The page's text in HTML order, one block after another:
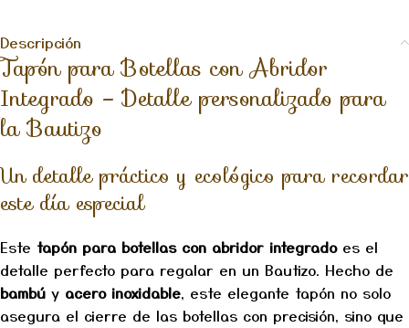
Descripción
Tapón para Botellas con Abridor
Integrado – Detalle personalizado para
la Bautizo
Un detalle práctico y ecológico para recordar
este día especial
Este tapón para botellas con abridor integradoes el
detalle perfecto para regalar en un Bautizo. Hecho de
bambú y acero inoxidable, este elegante tapón no solo
asegura el cierre de las botellas con precisión, sino que